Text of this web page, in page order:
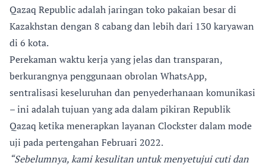
Qazaq Republic adalah jaringan toko pakaian besar di
Kazakhstan dengan 8 cabang dan lebih dari 130 karyawan
di 6 kota.
Perekaman waktu kerja yang jelas dan transparan,
berkurangnya penggunaan obrolan WhatsApp,
sentralisasi keseluruhan dan penyederhanaan komunikasi
– ini adalah tujuan yang ada dalam pikiran Republik
Qazaq ketika menerapkan layanan Clockster dalam mode
uji pada pertengahan Februari 2022.
“Sebelumnya, kami kesulitan untuk menyetujui cuti dan